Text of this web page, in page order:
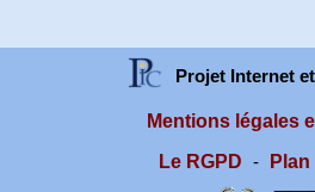
Projet Internet
Mentions légales
Le RGPD
-